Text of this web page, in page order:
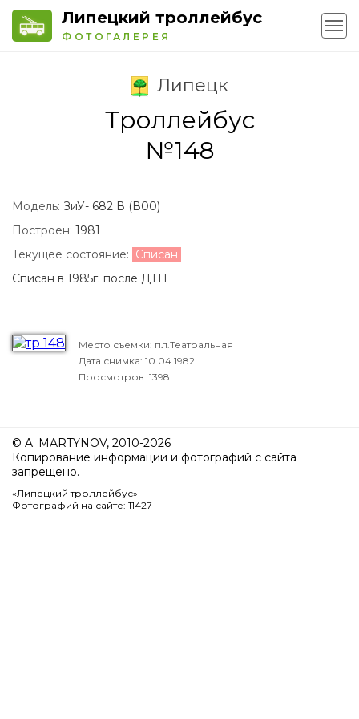
Липецкий троллейбус
ФОТОГАЛЕРЕЯ
Липецк
Троллейбус
№148
Модель: ЗиУ- 682 В (В00)
Построен: 1981
Текущее состояние: Списан
Списан в 1985г. после ДТП
Место съемки: пл.Театральная
Дата снимка: 10.04.1982
Просмотров: 1398
© A. MARTYNOV, 2010-2026
Копирование информации и фотографий с сайта
запрещено.
«Липецкий троллейбус»
Фотографий на сайте: 11427